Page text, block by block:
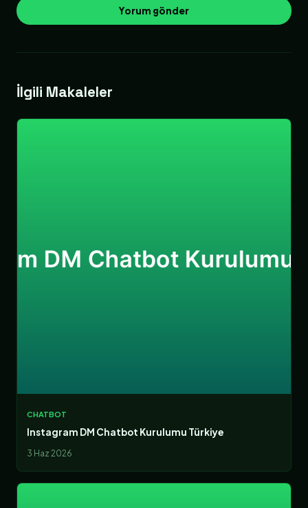
İlgili Makaleler
CHATBOT
Instagram DM Chatbot Kurulumu Türkiye
3 Haz 2026